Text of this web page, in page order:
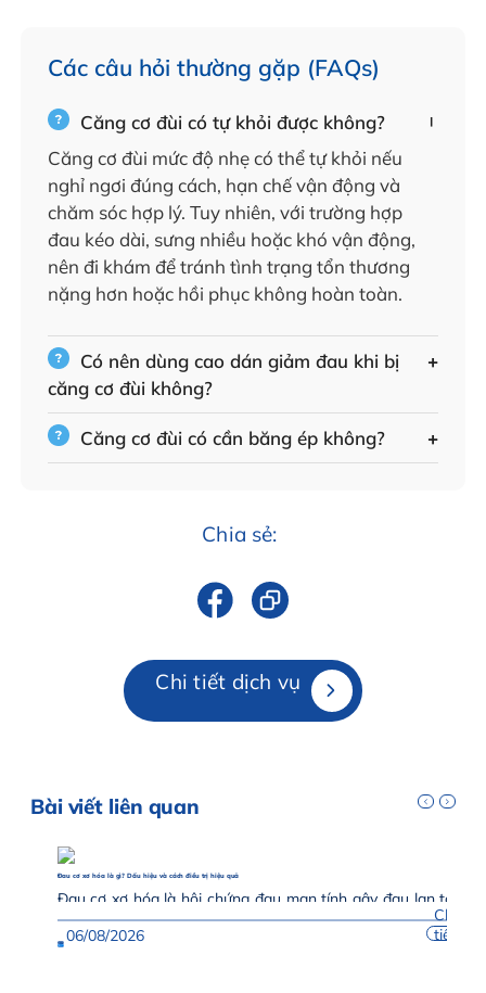
Các câu hỏi thường gặp (FAQs)
Căng cơ đùi có tự khỏi được không?
Căng cơ đùi mức độ nhẹ có thể tự khỏi nếu
nghỉ ngơi đúng cách, hạn chế vận động và
chăm sóc hợp lý. Tuy nhiên, với trường hợp
đau kéo dài, sưng nhiều hoặc khó vận động,
nên đi khám để tránh tình trạng tổn thương
nặng hơn hoặc hồi phục không hoàn toàn.
Có nên dùng cao dán giảm đau khi bị
căng cơ đùi không?
Căng cơ đùi có cần băng ép không?
Chia sẻ:
Chi tiết dịch vụ
Bài viết liên quan
Đau cơ xơ hóa là gì? Dấu hiệu và cách điều trị hiệu quả
Đau cơ xơ hóa là hội chứng đau mạn tính gây đau lan tỏa
nhiều vùng trên cơ thể, thường...
06/08/2026
Chi
tiết